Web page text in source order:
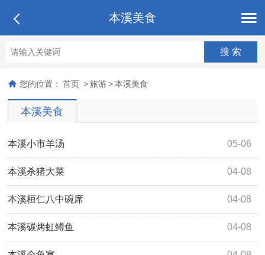
本溪美食
您的位置： 首页 > 旅游 > 本溪美食
本溪美食
05-06
本溪小市羊汤
04-08
本溪杀猪大菜
04-08
本溪桓仁八中碗席
04-08
本溪碳烤虹鳟鱼